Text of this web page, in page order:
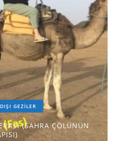
GEZILER
(SAHRA ÇÖLÜNÜN